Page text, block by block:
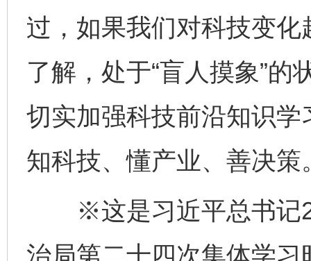
过，如果我们对科技变
了解，处于“盲人摸象”
切实加强科技前沿知识
知科技、懂产业、善决策
※这是习近平总书记
治局第二十四次集体学
完善运行机制助力责任有效落实 一纸欠